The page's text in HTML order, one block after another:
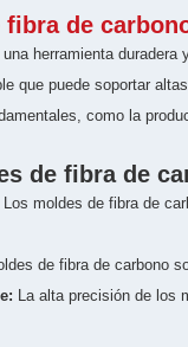
fibra de
herramienta
que puede soportar
como la
de fibra de
Los moldes de fibra de
de fibra de carbono
La alta precisión de los